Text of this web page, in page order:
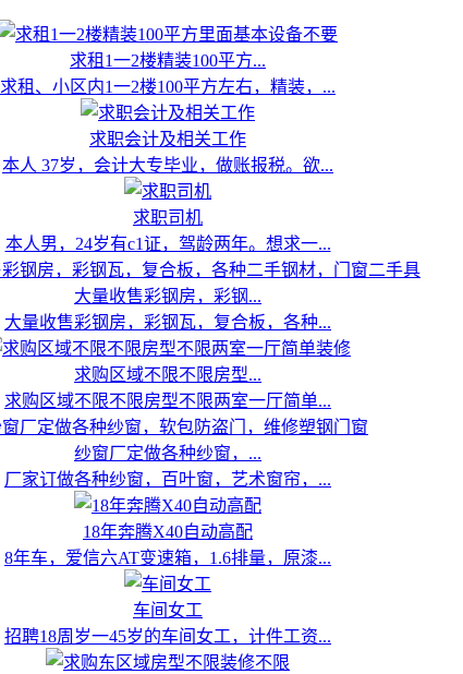
求租1一2楼精装100平方...
求租、小区内1一2楼100平方左右，精装，...
求职会计及相关工作
本人 37岁，会计大专毕业，做账报税。欲...
求职司机
本人男，24岁有c1证，驾龄两年。想求一...
大量收售彩钢房，彩钢...
大量收售彩钢房，彩钢瓦，复合板，各种...
求购区域不限不限房型...
求购区域不限不限房型不限两室一厅简单...
纱窗厂定做各种纱窗，...
厂家订做各种纱窗，百叶窗，艺术窗帘，...
18年奔腾X40自动高配
8年车，爱信六AT变速箱，1.6排量，原漆...
车间女工
招聘18周岁一45岁的车间女工，计件工资...